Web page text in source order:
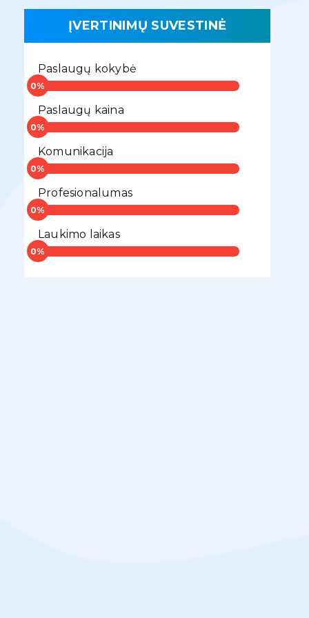
ĮVERTINIMŲ SUVESTINĖ
Paslaugų kokybė
Paslaugų kaina
Komunikacija
Profesionalumas
Laukimo laikas